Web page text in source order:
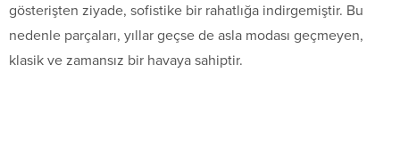
gösterişten ziyade, sofistike bir rahatlığa indirgemiştir. Bu
nedenle parçaları, yıllar geçse de asla modası geçmeyen,
klasik ve zamansız bir havaya sahiptir.